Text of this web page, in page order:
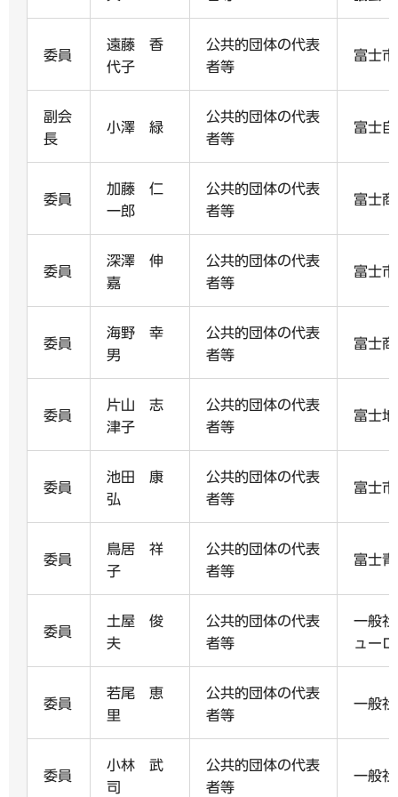
委員
遠藤 香
代子
公共的団体の代表
者等
富士
副会
長
小澤 緑
公共的団体の代表
者等
富士
委員
加藤 仁
一郎
公共的団体の代表
者等
富士
委員
深澤 伸
嘉
公共的団体の代表
者等
富士
委員
海野 幸
男
公共的団体の代表
者等
富士
委員
片山 志
津子
公共的団体の代表
者等
富士
委員
池田 康
弘
公共的団体の代表
者等
富士
委員
鳥居 祥
子
公共的団体の代表
者等
富士
委員
土屋 俊
夫
公共的団体の代表
者等
一般
ュー
委員
若尾 恵
里
公共的団体の代表
者等
一般
委員
小林 武
司
公共的団体の代表
者等
一般